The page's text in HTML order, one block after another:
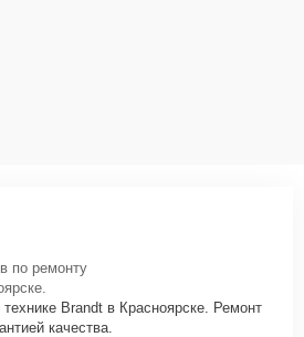
холодильника Brandt DUA 333 WE
необходимым вопросам, запишут на
вариантами курьерской доставки или
удобное время и место.
по ремонту
Brandt в Красноярске. Ремонт
качества.